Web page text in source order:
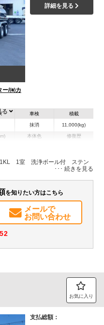
/㈲カ
詳細を見る
車検
抹消
積載
11,000(kg)
本体色 修復歴
ABS エアバッグ Sリミッタ
る
11KL 1室 洗浄ボール付 ステン
を知りたい方はこちら
メールで
お問い合わせ
お気に入り
支払総額：